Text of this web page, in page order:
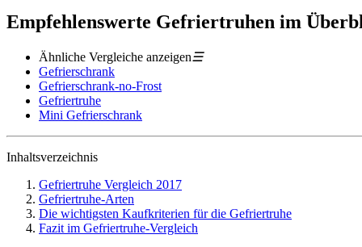
Empfehlenswerte Gefriertruhen im
Ähnliche Vergleiche anzeigen☰
Gefrierschrank
Gefrierschrank-no-Frost
Gefriertruhe
Mini Gefrierschrank
Inhaltsverzeichnis
Gefriertruhe Vergleich 2017
Gefriertruhe-Arten
Die wichtigsten Kaufkriterien für die Gefriertruhe
Fazit im Gefriertruhe-Vergleich